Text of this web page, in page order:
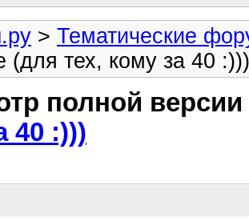
> Тематические
(для тех, кому за 40 :)))
полной
40 :)))